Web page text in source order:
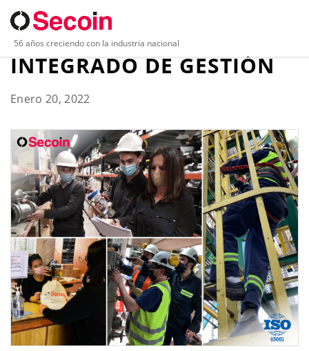
56 años creciendo con la industria nacional
HACIA UN SISTEMA
INTEGRADO DE GESTIÓN
Enero 20, 2022